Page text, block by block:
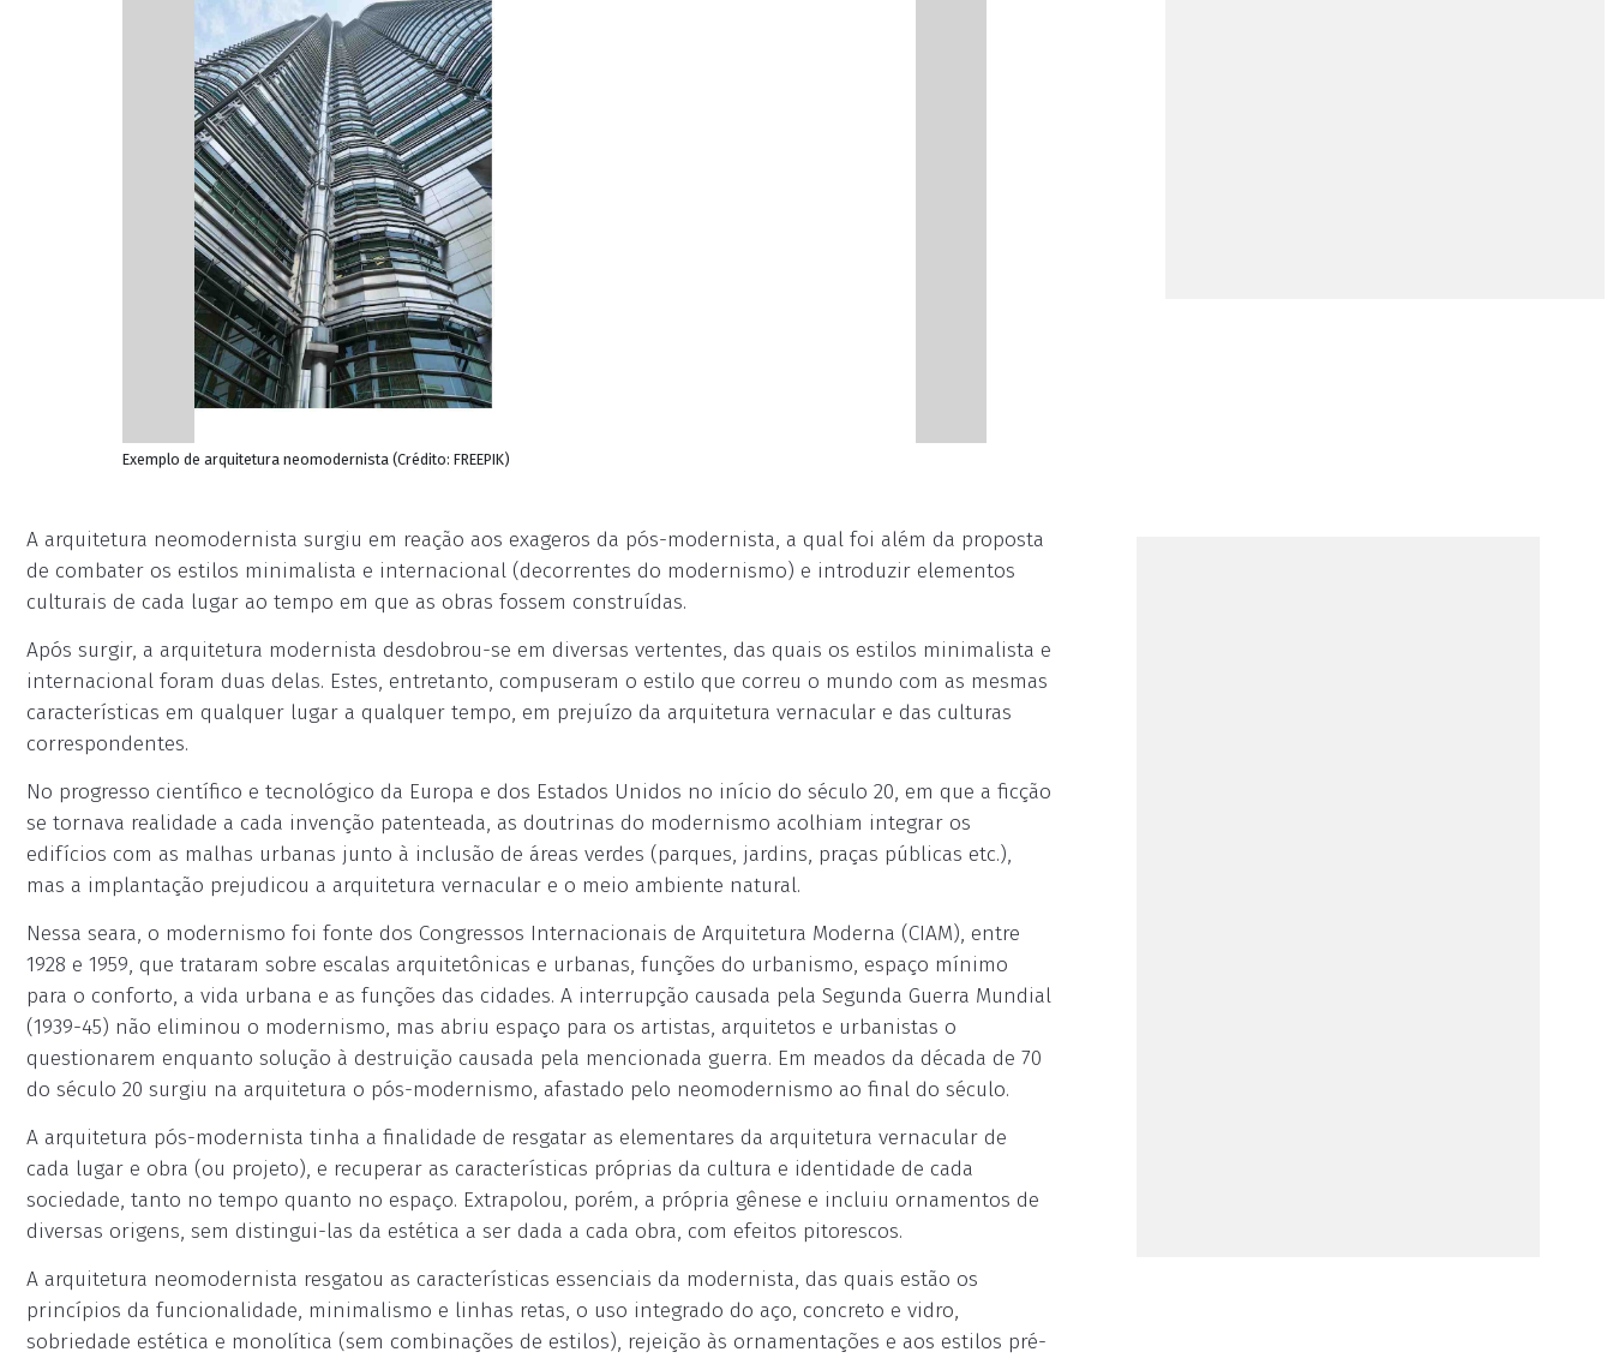
Exemplo de arquitetura neomodernista (Crédito: FREEPIK)
A arquitetura neomodernista surgiu em reação aos exageros da pós-modernista, a qual foi além da proposta
de combater os estilos minimalista e internacional (decorrentes do modernismo) e introduzir elementos
culturais de cada lugar ao tempo em que as obras fossem construídas.
Após surgir, a arquitetura modernista desdobrou-se em diversas vertentes, das quais os estilos minimalista e
internacional foram duas delas. Estes, entretanto, compuseram o estilo que correu o mundo com as mesmas
características em qualquer lugar a qualquer tempo, em prejuízo da arquitetura vernacular e das culturas
correspondentes.
No progresso científico e tecnológico da Europa e dos Estados Unidos no início do século 20, em que a ficção
se tornava realidade a cada invenção patenteada, as doutrinas do modernismo acolhiam integrar os
edifícios com as malhas urbanas junto à inclusão de áreas verdes (parques, jardins, praças públicas etc.),
mas a implantação prejudicou a arquitetura vernacular e o meio ambiente natural.
Nessa seara, o modernismo foi fonte dos Congressos Internacionais de Arquitetura Moderna (CIAM), entre
1928 e 1959, que trataram sobre escalas arquitetônicas e urbanas, funções do urbanismo, espaço mínimo
para o conforto, a vida urbana e as funções das cidades. A interrupção causada pela Segunda Guerra Mundial
(1939-45) não eliminou o modernismo, mas abriu espaço para os artistas, arquitetos e urbanistas o
questionarem enquanto solução à destruição causada pela mencionada guerra. Em meados da década de 70
do século 20 surgiu na arquitetura o pós-modernismo, afastado pelo neomodernismo ao final do século.
A arquitetura pós-modernista tinha a finalidade de resgatar as elementares da arquitetura vernacular de
cada lugar e obra (ou projeto), e recuperar as características próprias da cultura e identidade de cada
sociedade, tanto no tempo quanto no espaço. Extrapolou, porém, a própria gênese e incluiu ornamentos de
diversas origens, sem distingui-las da estética a ser dada a cada obra, com efeitos pitorescos.
A arquitetura neomodernista resgatou as características essenciais da modernista, das quais estão os
princípios da funcionalidade, minimalismo e linhas retas, o uso integrado do aço, concreto e vidro,
sobriedade estética e monolítica (sem combinações de estilos), rejeição às ornamentações e aos estilos pré-